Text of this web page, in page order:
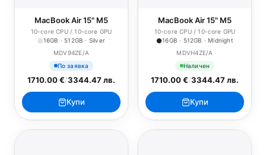
MacBook Air 15" M5
10-core CPU / 10-core GPU
16GB · 512GB · Silver
MDV94ZE/A
По заявка
1710.00 €/3344.47 лв.
Купи
MacBook Air 15" M5
10-core CPU / 10-core GPU
16GB · 512GB · Midnight
MDVH4ZE/A
Наличен
1710.00 €/3344.47 лв.
Купи